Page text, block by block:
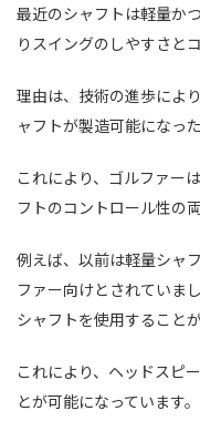
最近のシャフトは軽量か
りスイングのしやすさと
理由は、技術の進歩によ
ャフトが製造可能になっ
これにより、ゴルファー
フトのコントロール性の
例えば、以前は軽量シャ
ファー向けとされていま
シャフトを使用すること
これにより、ヘッドスピ
とが可能になっています。